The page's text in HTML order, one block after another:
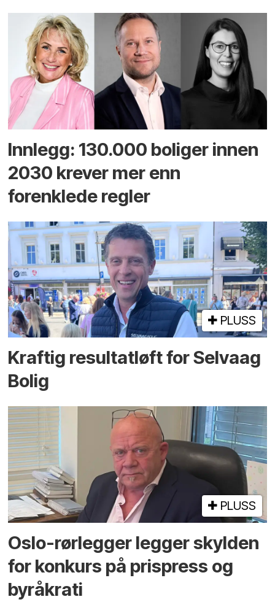
Innlegg: 130.000 boliger innen
2030 krever mer enn
forenklede regler
PLUSS
Kraftig resultatløft for Selvaag
Bolig
PLUSS
Oslo-rørlegger legger skylden
for konkurs på prispress og
byråkrati